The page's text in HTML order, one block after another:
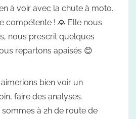
à voir avec la chute à moto.
compétente ! 🙏 Elle nous
nous prescrit quelques
repartons apaisés 😊
bien voir un
faire des analyses.
à 2h de route de